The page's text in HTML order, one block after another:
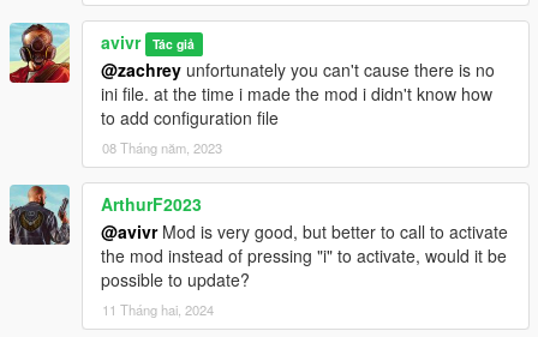
avivr Tác giả
@zachrey unfortunately you can't cause there is no
ini file. at the time i made the mod i didn't know how
to add configuration file
08 Tháng năm, 2023
ArthurF2023
@avivrMod is very good, but better to call to activate
the mod instead of pressing "i" to activate, would it be
possible to update?
11 Tháng hai, 2024